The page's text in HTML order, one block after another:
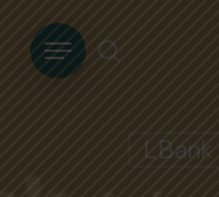
Menu